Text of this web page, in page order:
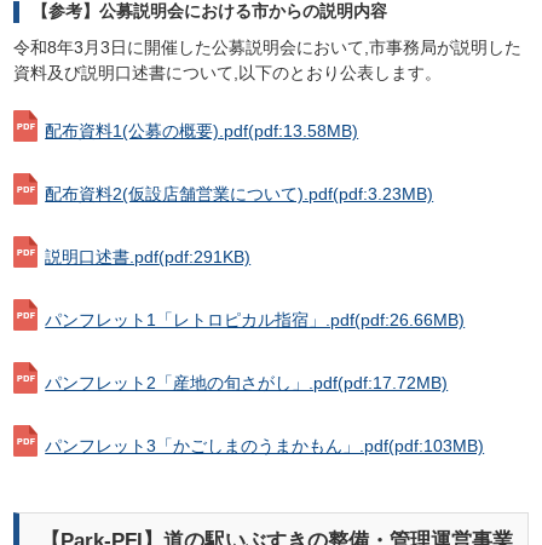
【参考】公募説明会における市からの説明内容
令和8年3月3日に開催した公募説明会において,市事務局が説明した
資料及び説明口述書について,以下のとおり公表します。
配布資料1(公募の概要).pdf(pdf:13.58MB)
配布資料2(仮設店舗営業について).pdf(pdf:3.23MB)
説明口述書.pdf(pdf:291KB)
パンフレット1「レトロピカル指宿」.pdf(pdf:26.66MB)
パンフレット2「産地の旬さがし」.pdf(pdf:17.72MB)
パンフレット3「かごしまのうまかもん」.pdf(pdf:103MB)